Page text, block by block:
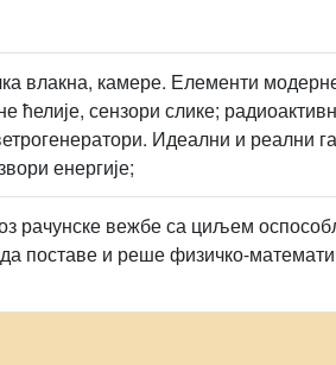
влакна, камере. Елементи
ћелије, сензори слике;
Идеални и реални
енергије;
рачунске вежбе са циљем
поставе и реше физичко-